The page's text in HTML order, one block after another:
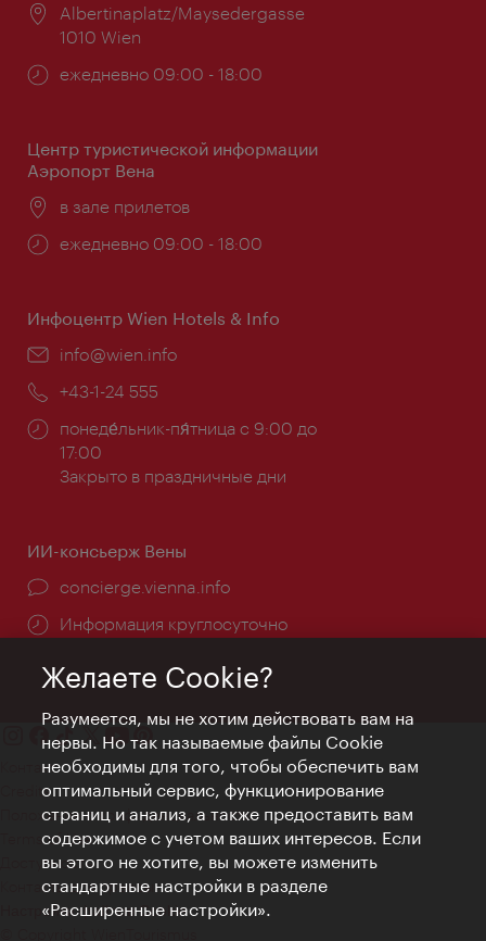
Расположение:
Albertinaplatz/Maysedergasse
1010 Wien
Часы
ежедневно 09:00 - 18:00
Центр туристической информации
Аэропорт Вена
Расположение:
в зале прилетов
Часы
ежедневно 09:00 - 18:00
Инфоцентр Wien Hotels & Info
Эл.
info@wien.info
Телефон:
+43-1-24 555
Часы
работы:
понеде́льник-пя́тница с 9:00 до
17:00
Закрыто в праздничные дни
ИИ-консьерж Вены
concierge.vienna.info
Информация круглосуточно
Контакт
Credits
Положение о конфиденциальности
Terms of Use
Доступность
Контакты для прессы
Настройки файлов Cookie
Желаете Cookie?
Разумеется, мы не хотим действовать вам на
нервы. Но так называемые файлы Cookie
необходимы для того, чтобы обеспечить вам
оптимальный сервис, функционирование
страниц и анализ, а также предоставить вам
содержимое с учетом ваших интересов. Если
вы этого не хотите, вы можете изменить
стандартные настройки в разделе
«Расширенные настройки».